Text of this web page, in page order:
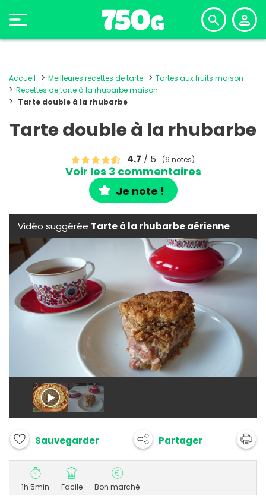
Accueil Meilleures recettes de tarte
Tartes aux fruits maison
Recettes de tarte à la rhubarbe maison
Tarte double à la rhubarbe
Tarte double à la rhubarbe
4.7 / 5 (6 notes)
Voir les 3 commentaires
Je note !
Vidéo suggérée Tarte à la rhubarbe aérienne
Sauvegarder Partager
1h 5min Facile Bon marché